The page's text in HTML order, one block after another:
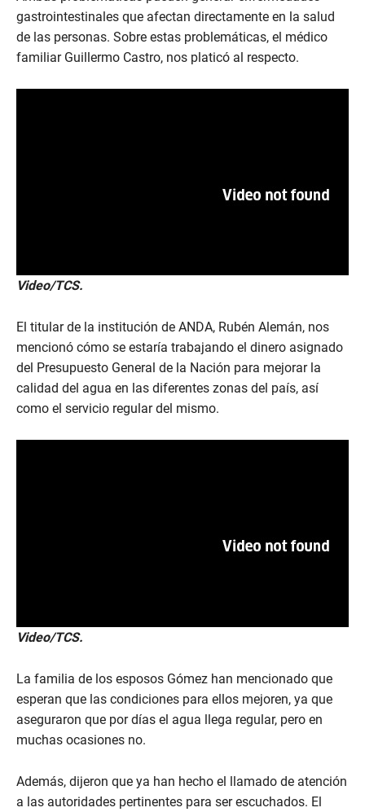
gastrointestinales que afectan directamente en la salud
de las personas. Sobre estas problemáticas, el médico
familiar Guillermo Castro, nos platicó al respecto.
Video/TCS.
El titular de la institución de ANDA, Rubén Alemán, nos
mencionó cómo se estaría trabajando el dinero asignado
del Presupuesto General de la Nación para mejorar la
calidad del agua en las diferentes zonas del país, así
como el servicio regular del mismo.
Video/TCS.
La familia de los esposos Gómez han mencionado que
esperan que las condiciones para ellos mejoren, ya que
aseguraron que por días el agua llega regular, pero en
muchas ocasiones no.
Además, dijeron que ya han hecho el llamado de atención
a las autoridades pertinentes para ser escuchados. El